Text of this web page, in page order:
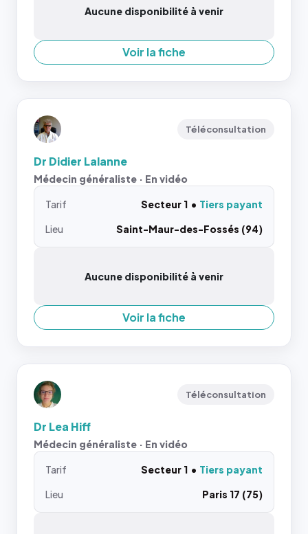
Aucune disponibilité à venir
Voir la fiche
Téléconsultation
Dr Didier Lalanne
Médecin généraliste · En vidéo
Tarif Secteur 1
Tiers payant
Lieu
Saint-Maur-des-Fossés (94)
Aucune disponibilité à venir
Voir la fiche
Téléconsultation
Dr Lea Hiff
Médecin généraliste · En vidéo
Tarif Secteur 1
Tiers payant
Lieu
Paris 17 (75)